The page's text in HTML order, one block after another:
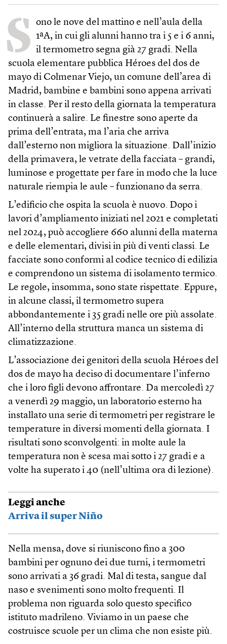
S ono le nove del mattino e nell’aula della
1ªA, in cui gli alunni hanno tra i 5 e i 6 anni,
il termometro segna già 27 gradi. Nella
scuola elementare pubblica Héroes del dos de
mayo di Colmenar Viejo, un comune dell’area di
Madrid, bambine e bambini sono appena arrivati
in classe. Per il resto della giornata la temperatura
continuerà a salire. Le finestre sono aperte da
prima dell’entrata, ma l’aria che arriva
dall’esterno non migliora la situazione. Dall’inizio
della primavera, le vetrate della facciata – grandi,
luminose e progettate per fare in modo che la luce
naturale riempia le aule – funzionano da serra.
L’edificio che ospita la scuola è nuovo. Dopo i
lavori d’ampliamento iniziati nel 2021 e completati
nel 2024, può accogliere 660 alunni della materna
e delle elementari, divisi in più di venti classi. Le
facciate sono conformi al codice tecnico di edilizia
e comprendono un sistema di isolamento termico.
Le regole, insomma, sono state rispettate. Eppure,
in alcune classi, il termometro supera
abbondantemente i 35 gradi nelle ore più assolate.
All’interno della struttura manca un sistema di
climatizzazione.
L’associazione dei genitori della scuola Héroes del
dos de mayo ha deciso di documentare l’inferno
che i loro figli devono affrontare. Da mercoledì 27
a venerdì 29 maggio, un laboratorio esterno ha
installato una serie di termometri per registrare le
temperature in diversi momenti della giornata. I
risultati sono sconvolgenti: in molte aule la
temperatura non è scesa mai sotto i 27 gradi e a
volte ha superato i 40 (nell’ultima ora di lezione).
Leggi anche
Arriva il super Niño
Nella mensa, dove si riuniscono fino a 300
bambini per ognuno dei due turni, i termometri
sono arrivati a 36 gradi. Mal di testa, sangue dal
naso e svenimenti sono molto frequenti. Il
problema non riguarda solo questo specifico
istituto madrileno. Viviamo in un paese che
costruisce scuole per un clima che non esiste più.